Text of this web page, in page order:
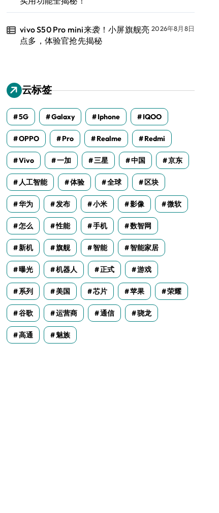
vivo S50 Pro mini来袭！小屏旗舰亮
点多，体验官抢先揭秘
2026年8月8日
云标签
5G Galaxy Iphone IQOO
OPPO Pro Realme Redmi
Vivo 一加 三星 中国 京东
人工智能 体验 全球 区块
华为 发布 小米 影像 微软
怎么 性能 手机 数智网
新机 旗舰 智能 智能家居
曝光 机器人 正式 游戏
系列 美国 芯片 苹果 荣耀
谷歌 运营商 通信 骁龙
高通 魅族